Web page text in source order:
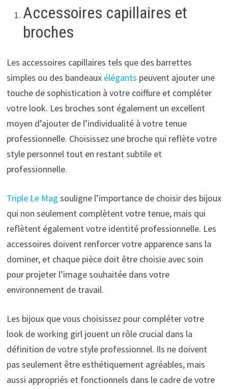
Accessoires capillaires et
broches
Les accessoires capillaires tels que des barrettes
simples ou des bandeaux élégants peuvent ajouter une
touche de sophistication à votre coiffure et compléter
votre look. Les broches sont également un excellent
moyen d’ajouter de l’individualité à votre tenue
professionnelle. Choisissez une broche qui reflète votre
style personnel tout en restant subtile et
professionnelle.
Triple Le Mag souligne l’importance de choisir des bijoux
qui non seulement complètent votre tenue, mais qui
reflètent également votre identité professionnelle. Les
accessoires doivent renforcer votre apparence sans la
dominer, et chaque pièce doit être choisie avec soin
pour projeter l’image souhaitée dans votre
environnement de travail.
Les bijoux que vous choisissez pour compléter votre
look de working girl jouent un rôle crucial dans la
définition de votre style professionnel. Ils ne doivent
pas seulement être esthétiquement agréables, mais
aussi appropriés et fonctionnels dans le cadre de votre